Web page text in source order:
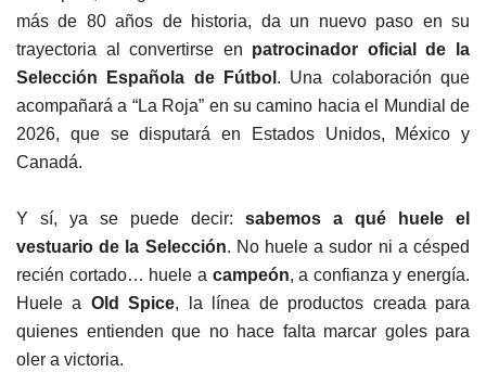
más de 80 años de historia, da un nuevo paso en su
trayectoria al convertirse en patrocinador oficial de la
Selección Española de Fútbol . Una colaboración que
acompañará a “La Roja” en su camino hacia el Mundial de
2026, que se disputará en Estados Unidos, México y
Canadá.
Y sí, ya se puede decir: sabemos a qué huele el
vestuario de la Selección. No huele a sudor ni a césped
recién cortado… huele a campeón, a confianza y energía.
Huele a Old Spice, la línea de productos creada para
quienes entienden que no hace falta marcar goles para
oler a victoria.